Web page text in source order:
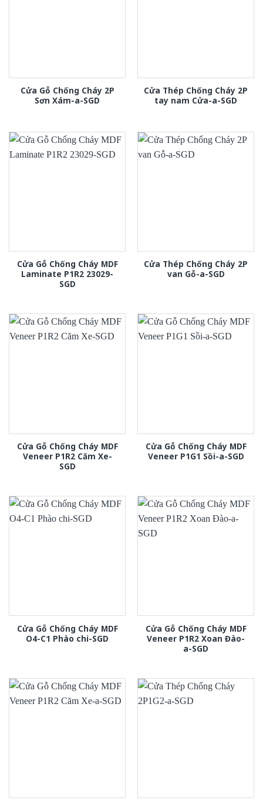
Cửa Gỗ Chống Cháy 2P
Sơn Xám-a-SGD
Cửa Thép Chống Cháy 2P
tay nam Cửa-a-SGD
Cửa Gỗ Chống Cháy MDF
Laminate P1R2 23029-
SGD
Cửa Thép Chống Cháy 2P
van Gỗ-a-SGD
Cửa Gỗ Chống Cháy MDF
Veneer P1R2 Căm Xe-
SGD
Cửa Gỗ Chống Cháy MDF
Veneer P1G1 Sồi-a-SGD
Cửa Gỗ Chống Cháy MDF
O4-C1 Phào chi-SGD
Cửa Gỗ Chống Cháy MDF
Veneer P1R2 Xoan Đào-
a-SGD